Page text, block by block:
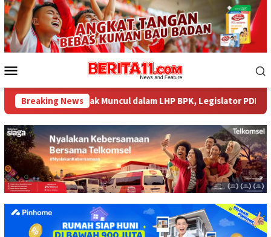
Loncat
ke
konten
Mobile
Breaking News
Miliar tak Muncul dalam LHP BPK, Legislator PDI